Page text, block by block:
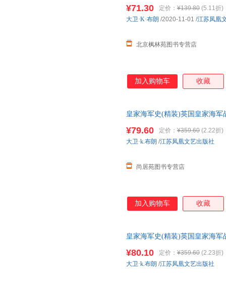
是定价！商品图片仅供参考，
价格）
¥71.30 定价： ¥139.80 (5.11折)
北京枫林苑图书专营店
大卫·K·布朗 /2020-11-01 /江苏凤凰
加入购物车 收藏
皇家海军史(精装)英国皇家海
¥79.60 定价： ¥359.60 (2.22折)
尚居苑图书专营店
大卫·k.布朗 /江苏凤凰文艺出版社
加入购物车 收藏
皇家海军史(精装)英国皇家海
¥80.10 定价： ¥359.60 (2.23折)
大卫·k.布朗 /江苏凤凰文艺出版社